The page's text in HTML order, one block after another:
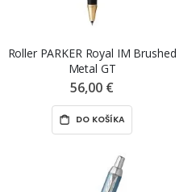
Roller PARKER Royal IM Brushed
Metal GT
56,00 €
DO KOŠÍKA